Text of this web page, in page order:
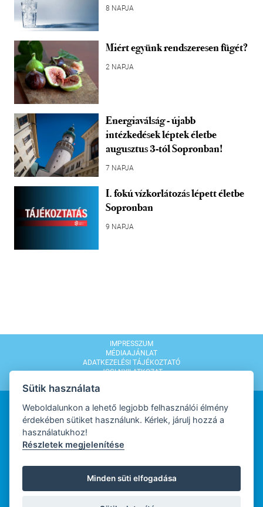
8 NAPJA
Miért együnk rendszeresen fügét?
2 NAPJA
Energiaválság - újabb
intézkedések léptek életbe
augusztus 3-tól Sopronban!
7 NAPJA
I. fokú vízkorlátozás lépett életbe
Sopronban
9 NAPJA
IMPRESSZUM
MÉDIAAJÁNLAT
ADATKEZELÉSI TÁJÉKOZTATÓ
JOGI NYILATKOZAT
WEBDESIGN
WEBFEJLESZTŐ
Sütik használata
Weboldalunkon a lehető legjobb felhasználói élmény
érdekében sütiket használunk. Kérlek, járulj hozzá a
használatukhoz!
Részletek megjelenítése
Minden süti elfogadása